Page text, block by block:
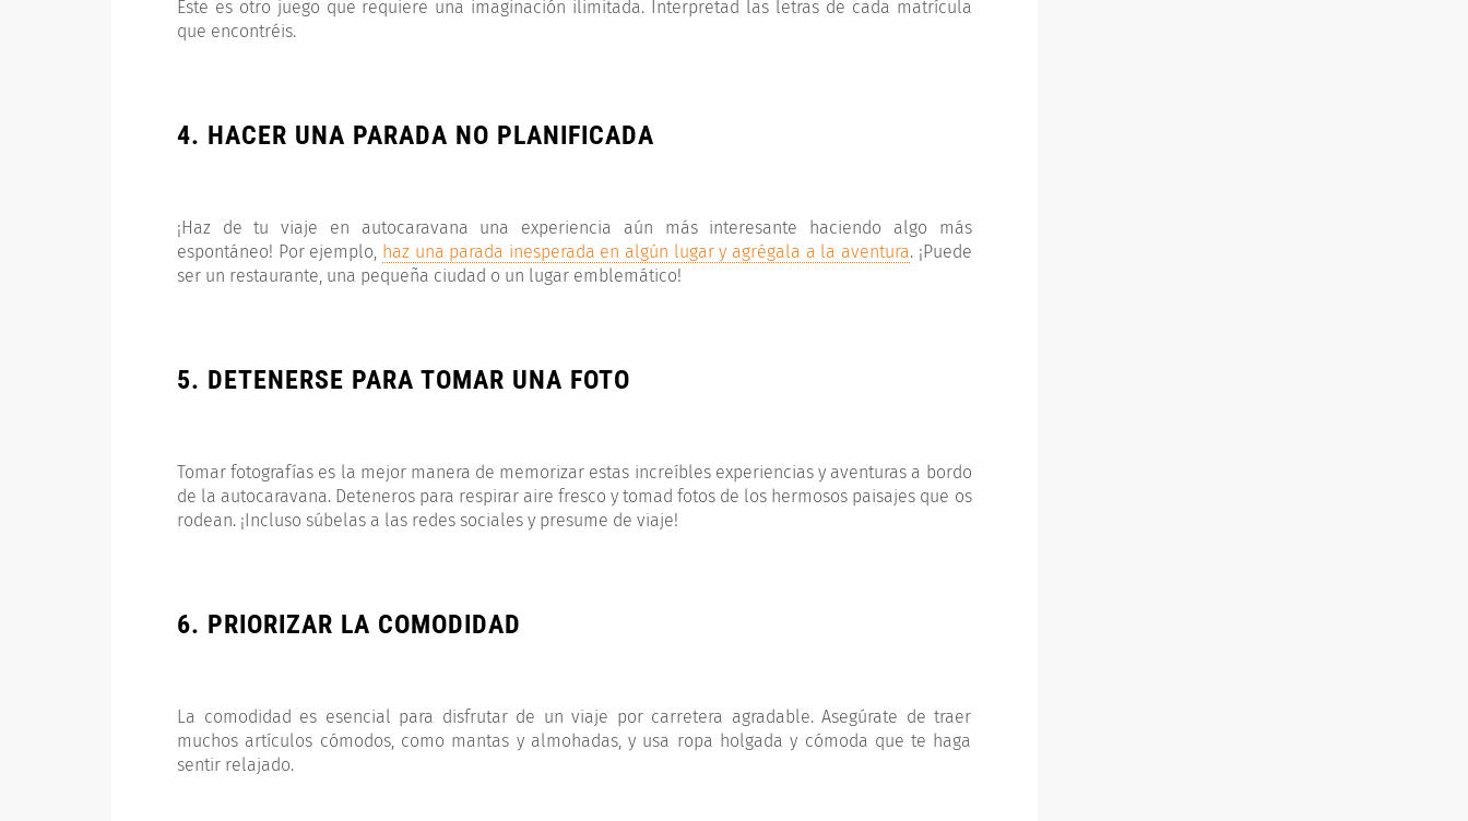
Este es otro juego que requiere una imaginación ilimitada. Interpretad las letras de cada matrícula
que encontréis.
4. HACER UNA PARADA NO PLANIFICADA
¡Haz de tu viaje en autocaravana una experiencia aún más interesante haciendo algo más
espontáneo! Por ejemplo, haz una parada inesperada en algún lugar y agrégala a la aventura. ¡Puede
ser un restaurante, una pequeña ciudad o un lugar emblemático!
5. DETENERSE PARA TOMAR UNA FOTO
Tomar fotografías es la mejor manera de memorizar estas increíbles experiencias y aventuras a bordo
de la autocaravana. Deteneros para respirar aire fresco y tomad fotos de los hermosos paisajes que os
rodean. ¡Incluso súbelas a las redes sociales y presume de viaje!
6. PRIORIZAR LA COMODIDAD
La comodidad es esencial para disfrutar de un viaje por carretera agradable. Asegúrate de traer
muchos artículos cómodos, como mantas y almohadas, y usa ropa holgada y cómoda que te haga
sentir relajado.